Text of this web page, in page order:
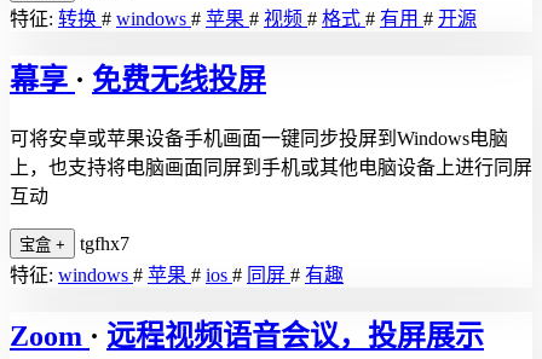
特征: 转换 # windows # 苹果 # 视频 # 格式 # 有用 # 开源
幕享 · 免费无线投屏
可将安卓或苹果设备手机画面一键同步投屏到Windows电脑
上，也支持将电脑画面同屏到手机或其他电脑设备上进行同屏
互动
宝盒 +
tgfhx7
特征: windows # 苹果 # ios # 同屏 # 有趣
Zoom · 远程视频语音会议，投屏展示